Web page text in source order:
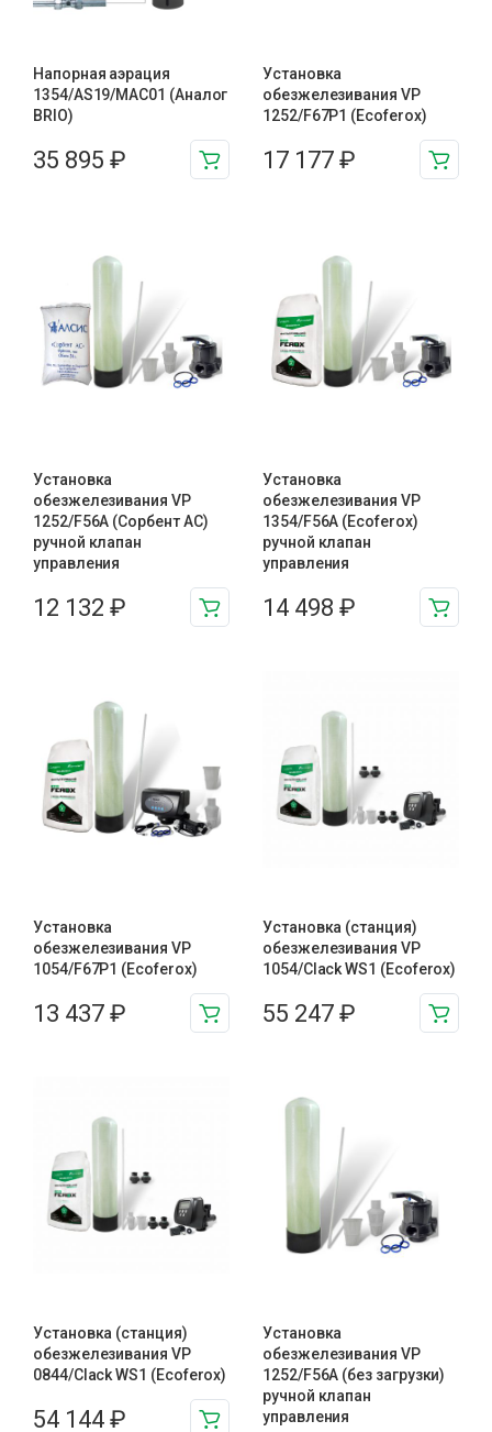
Напорная аэрация
1354/AS19/MAC01 (Аналог
BRIO)
35 895 ₽
Установка
обезжелезивания VP
1252/F67P1 (Ecoferox)
17 177 ₽
Установка
обезжелезивания VP
1252/F56A (Сорбент АС)
ручной клапан
управления
12 132 ₽
Установка
обезжелезивания VP
1354/F56A (Ecoferox)
ручной клапан
управления
14 498 ₽
Установка
обезжелезивания VP
1054/F67P1 (Ecoferox)
13 437 ₽
Установка (станция)
обезжелезивания VP
1054/Clack WS1 (Ecoferox)
55 247 ₽
Установка (станция)
обезжелезивания VP
0844/Clack WS1 (Ecoferox)
54 144 ₽
Установка
обезжелезивания VP
1252/F56A (без загрузки)
ручной клапан
управления